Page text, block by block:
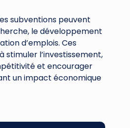
subventions peuvent
le développement
d’emplois. Ces
stimuler l’investissement,
et encourager
un impact économique